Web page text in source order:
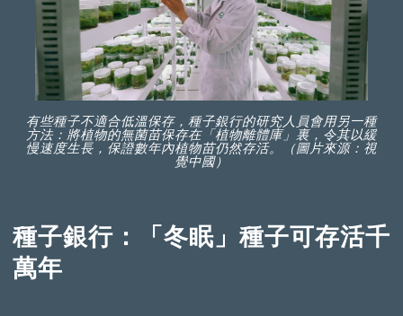
有些種子不適合低溫保存，種子銀行的研究人員會用另一種
方法：將植物的無菌苗保存在「植物離體庫」裏，令其以緩
慢速度生長，保證數年內植物苗仍然存活。（圖片來源：視
覺中國）
種子銀行：「冬眠」種子可存活千
萬年